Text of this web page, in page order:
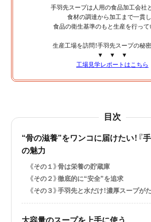
手羽先スープは人用の食品加工会社と
食材の調達から加工まで一貫
食品の衛生基準のもと生産を行って
生産工場を訪問！手羽先スープの秘密
▼ ▼ ▼
工場見学レポートはこちら
目次
“骨の滋養”をワンコに届けたい！『
の魅力
《その１》骨は栄養の貯蔵庫
《その２》徹底的に“安全”を追求
《その３》手羽先と水だけ！濃厚スープが
大容量のスープを上手に使う